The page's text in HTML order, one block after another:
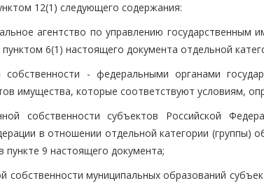
12(1) следующего содержания:
агентство по управлению государственным
пунктом 6(1) настоящего документа отдельной
собственности - федеральными органами
имущества, которые соответствуют условиям,
собственности субъектов Российской
в отношении отдельной категории (группы)
пункте 9 настоящего документа;
собственности муниципальных образований